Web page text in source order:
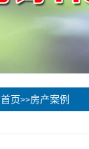
首页>>房产案例